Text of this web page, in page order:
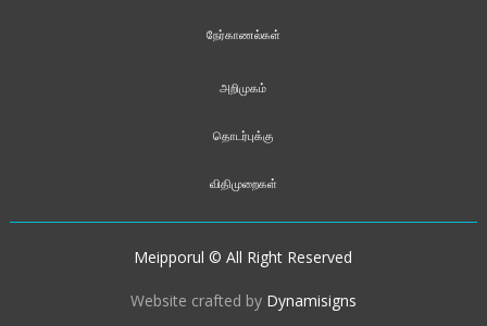
நேர்காணல்கள்
அறிமுகம்
தொடர்புக்கு
விதிமுறைகள்
Meipporul © All Right Reserved
Website crafted by Dynamisigns